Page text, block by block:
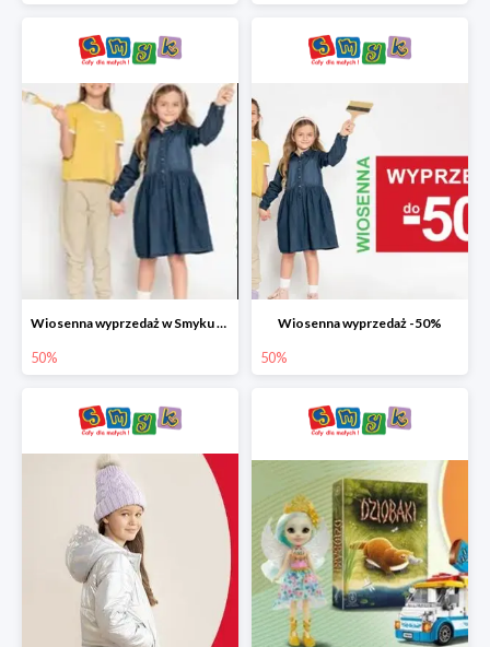
Wiosenna wyprzedaż w Smyku do -50%
50%
Wiosenna wyprzedaż -50%
50%